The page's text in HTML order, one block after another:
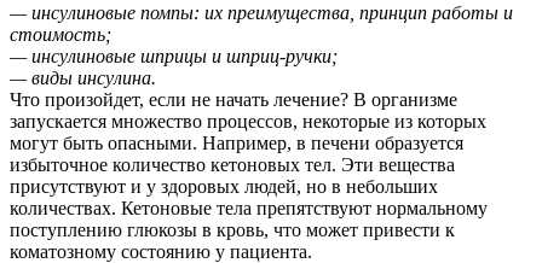
— инсулиновые помпы: их преимущества, принцип работы и
стоимость;
— инсулиновые шприцы и шприц-ручки;
— виды инсулина.
Что произойдет, если не начать лечение? В организме
запускается множество процессов, некоторые из которых
могут быть опасными. Например, в печени образуется
избыточное количество кетоновых тел. Эти вещества
присутствуют и у здоровых людей, но в небольших
количествах. Кетоновые тела препятствуют нормальному
поступлению глюкозы в кровь, что может привести к
коматозному состоянию у пациента.